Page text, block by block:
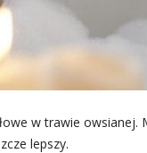
w trawie owsianej.
lepszy.